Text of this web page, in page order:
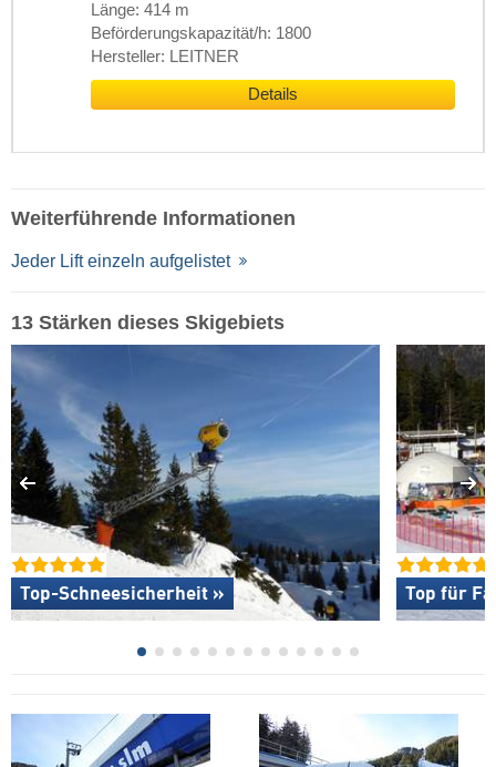
Länge: 414 m
Beförderungskapazität/h: 1800
Hersteller: LEITNER
Details
Weiterführende Informationen
Jeder Lift einzeln aufgelistet
13 Stärken dieses Skigebiets
Top-Schneesicherheit » Top für